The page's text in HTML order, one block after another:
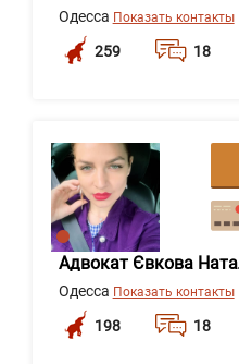
Одесса Показать контакты
259 18
Адвокат Євкова
Одесса Показать контакты
198 18